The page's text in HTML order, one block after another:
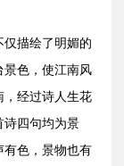
描绘了明媚的
色，使江南风
经过诗人生花
四句均为景
色，景物也有